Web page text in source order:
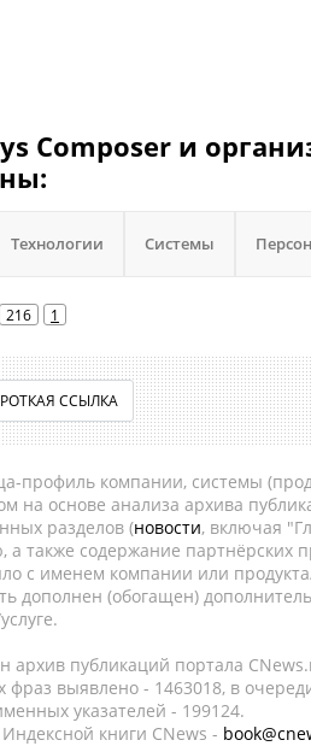
Composer и
Технологии Системы
216 1
ССЫЛКА
профиль компании, системы
на основе анализа архива
разделов (новости, включая
а также содержание партнёрских
с именем компании или
дополнен (обогащен)
архив публикаций портала
выявлено - 1463018, в
указателей - 199124.
книги CNews -